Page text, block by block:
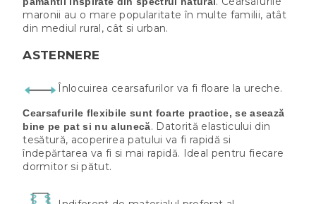
maronii au o mare popularitate în multe familii, atât
din mediul rural, cât si urban.
ASTERNERE
Înlocuirea cearsafurilor va fi floare la ureche.
Cearsafurile flexibile sunt foarte practice, se asează
bine pe pat si nu alunecă. Datorită elasticului din
tesătură, acoperirea patului va fi rapidă si
îndepărtarea va fi si mai rapidă. Ideal pentru fiecare
dormitor si pătut.